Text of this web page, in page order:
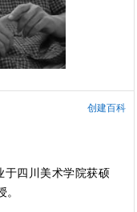
创建百科
于四川美术学院获硕